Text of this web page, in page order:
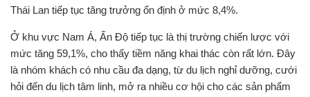
Thái Lan tiếp tục tăng trưởng ổn định ở mức 8,4%.
Ở khu vực Nam Á, Ấn Độ tiếp tục là thị trường chiến lược với
mức tăng 59,1%, cho thấy tiềm năng khai thác còn rất lớn. Đây
là nhóm khách có nhu cầu đa dạng, từ du lịch nghỉ dưỡng, cưới
hỏi đến du lịch tâm linh, mở ra nhiều cơ hội cho các sản phẩm